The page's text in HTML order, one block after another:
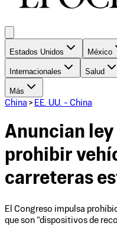
Estados Unidos México
Internacionales Salud
Más
China > EE. UU. - China
Anuncian
prohibir
carreteras
El Congreso impulsa
que son “dispositivos de